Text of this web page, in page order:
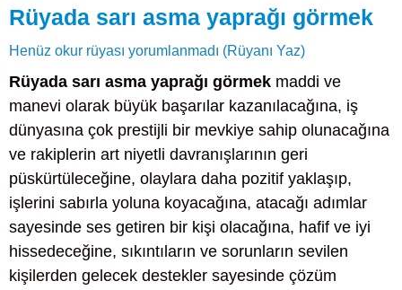
Rüyada sarı asma yaprağı görmek
Henüz okur rüyası yorumlanmadı (Rüyanı Yaz)
Rüyada sarı asma yaprağı görmek maddi ve
manevi olarak büyük başarılar kazanılacağına, iş
dünyasına çok prestijli bir mevkiye sahip olunacağına
ve rakiplerin art niyetli davranışlarının geri
püskürtüleceğine, olaylara daha pozitif yaklaşıp,
işlerini sabırla yoluna koyacağına, atacağı adımlar
sayesinde ses getiren bir kişi olacağına, hafif ve iyi
hissedeceğine, sıkıntıların ve sorunların sevilen
kişilerden gelecek destekler sayesinde çözüm